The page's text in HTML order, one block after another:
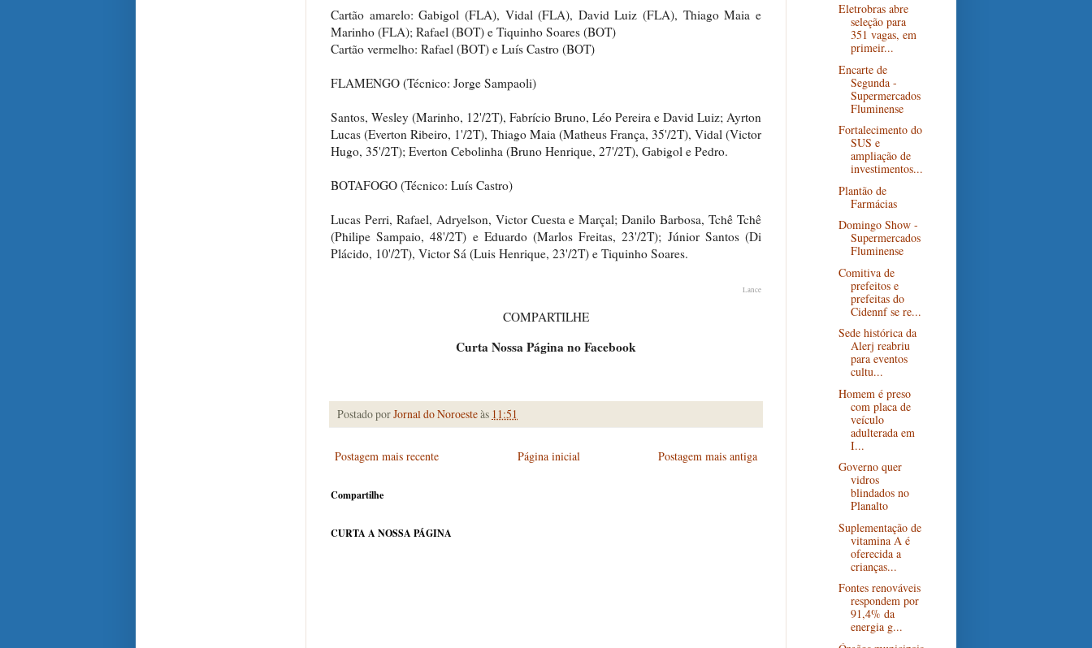
Cartão amarelo: Gabigol (FLA), Vidal (FLA), David Luiz (FLA), Thiago Maia e
Marinho (FLA); Rafael (BOT) e Tiquinho Soares (BOT)
Cartão vermelho: Rafael (BOT) e Luís Castro (BOT)
FLAMENGO (Técnico: Jorge Sampaoli)
Santos, Wesley (Marinho, 12'/2T), Fabrício Bruno, Léo Pereira e David Luiz; Ayrton
Lucas (Everton Ribeiro, 1'/2T), Thiago Maia (Matheus França, 35'/2T), Vidal (Victor
Hugo, 35'/2T); Everton Cebolinha (Bruno Henrique, 27'/2T), Gabigol e Pedro.
BOTAFOGO (Técnico: Luís Castro)
Lucas Perri, Rafael, Adryelson, Victor Cuesta e Marçal; Danilo Barbosa, Tchê Tchê
(Philipe Sampaio, 48'/2T) e Eduardo (Marlos Freitas, 23'/2T); Júnior Santos (Di
Plácido, 10'/2T), Victor Sá (Luis Henrique, 23'/2T) e Tiquinho Soares.
Lance
COMPARTILHE
Curta Nossa Página no Facebook
Postado porJornal do Noroesteàs 11:51
Postagem mais recente Postagem mais antiga
Página inicial
Compartilhe
CURTA A NOSSA PÁGINA
Eletrobras abre
seleção para
351 vagas, em
primeir...
Encarte de
Segunda -
Supermercados
Fluminense
Fortalecimento do
SUS e
ampliação de
investimentos...
Plantão de
Farmácias
Domingo Show -
Supermercados
Fluminense
Comitiva de
prefeitos e
prefeitas do
Cidennf se re...
Sede histórica da
Alerj reabriu
para eventos
cultu...
Homem é preso
com placa de
veículo
adulterada em
I...
Governo quer
vidros
blindados no
Planalto
Suplementação de
vitamina A é
oferecida a
crianças...
Fontes renováveis
respondem por
91,4% da
energia g...